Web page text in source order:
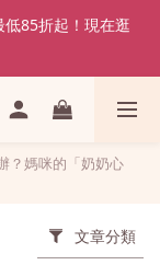
85折起！現在逛
？媽咪的「奶奶心
文章分類